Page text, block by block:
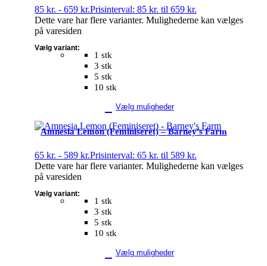
85 kr. - 659 kr.Prisinterval: 85 kr. til 659 kr.
1 stk
3 stk
5 stk
10 stk
Vælg variant:
Vælg muligheder
Dette vare har flere varianter. Mulighederne kan vælges
på varesiden
Amnesia Lemon (Feminiseret) – Barney’s Farm
65 kr. - 589 kr.Prisinterval: 65 kr. til 589 kr.
1 stk
3 stk
5 stk
10 stk
Vælg variant:
Vælg muligheder
Dette vare har flere varianter. Mulighederne kan vælges
på varesiden